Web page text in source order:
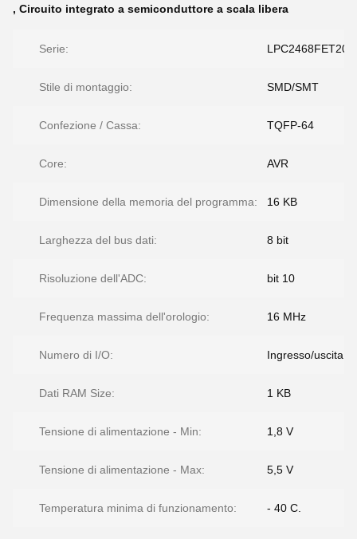
, Circuito integrato a semiconduttore a scala libera
Serie:
Stile di montaggio: SMD/SMT
Confezione / Cassa: TQFP-64
Core: AVR
Dimensione della memoria del programma: 16 KB
Larghezza del bus dati: 8 bit
Risoluzione dell'ADC: bit 10
Frequenza massima dell'orologio: 16 MHz
Numero di I/O: Ingresso/uscita
Dati RAM Size: 1 KB
Tensione di alimentazione - Min: 1,8 V
Tensione di alimentazione - Max: 5,5 V
Temperatura minima di funzionamento: - 40 C.